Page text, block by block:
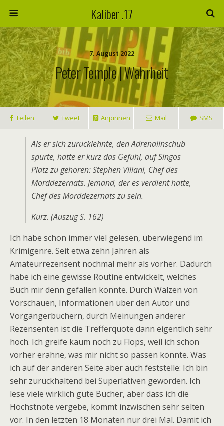
Kaliber .17
7. August 2022
Peter Temple | Wahrheit
Teilen Tweet Anpinnen Mail SMS
Als er sich zurücklehnte, den Adrenalinschub
spürte, hatte er kurz das Gefühl, auf Singos
Platz zu gehören: Stephen Villani, Chef des
Morddezernats. Jemand, der es verdient hatte,
Chef des Morddezernats zu sein.
Kurz. (Auszug S. 162)
Ich habe schon immer viel gelesen, überwiegend im
Krimigenre. Seit etwa zehn Jahren als
Amateurrezensent nochmal mehr als vorher. Dadurch
habe ich eine gewisse Routine entwickelt, welches
Buch mir denn gefallen könnte. Durch Wälzen von
Vorschauen, Informationen über den Autor und
Vorgängerbüchern, durch Meinungen anderer
Rezensenten ist die Trefferquote dann eigentlich sehr
hoch. Ich greife kaum noch zu Flops, weil ich schon
vorher erahne, was mir nicht so passen könnte. Was
ich auf der anderen Seite aber auch feststelle: Ich bin
sehr zurückhaltend bei Superlativen geworden. Ich
lese viele wirklich gute Bücher, aber dass ich die
Höchstnote vergebe, kommt inzwischen sehr selten
vor. In den letzten 18 Monaten nur drei Mal. Damit ich